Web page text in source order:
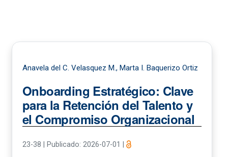
Anavela del C. Velasquez M., Marta I. Baquerizo Ortiz
Onboarding Estratégico: Clave
para la Retención del Talento y
el Compromiso Organizacional
23-38 Publicado: 2026-07-01